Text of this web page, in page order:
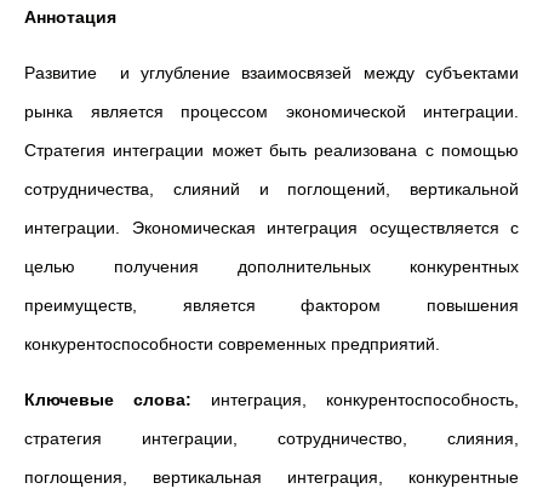
Аннотация
Развитие и углубление взаимосвязей между субъектами
рынка является процессом экономической интеграции.
Стратегия интеграции может быть реализована с помощью
сотрудничества, слияний и поглощений, вертикальной
интеграции. Экономическая интеграция осуществляется с
целью получения дополнительных конкурентных
преимуществ, является фактором повышения
конкурентоспособности современных предприятий.
Ключевые слова: интеграция, конкурентоспособность,
стратегия интеграции, сотрудничество, слияния,
поглощения, вертикальная интеграция, конкурентные